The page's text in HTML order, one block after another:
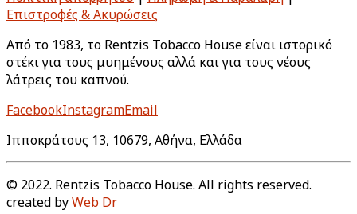
Επιστροφές & Ακυρώσεις
Από το 1983, το Rentzis Tobacco House είναι ιστορικό
στέκι για τους μυημένους αλλά και για τους νέους
λάτρεις του καπνού.
FacebookInstagramEmail
Ιπποκράτους 13, 10679, Αθήνα, Ελλάδα
© 2022. Rentzis Tobacco House. All rights reserved.
created byWeb Dr